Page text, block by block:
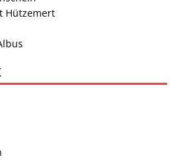
Hützemert